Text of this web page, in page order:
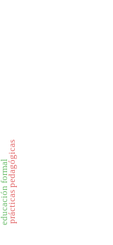
prácticas pedagógicas
educación formal